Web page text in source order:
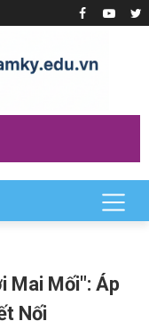
Mai Mối": Áp
Nối